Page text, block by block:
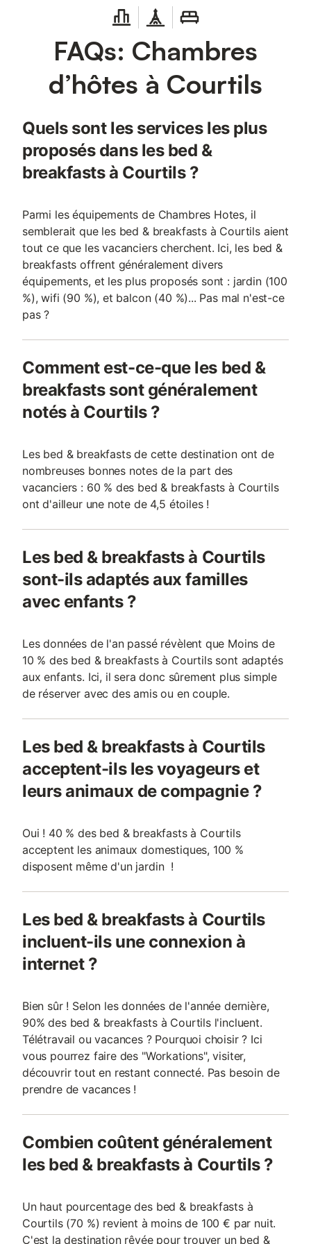
la propriété. La cuisine est commune
FAQs: Chambres
d’hôtes à Courtils
Quels sont les services les plus
proposés dans les bed &
breakfasts à Courtils ?
Parmi les équipements de Chambres Hotes, il
semblerait que les bed & breakfasts à Courtils aient
tout ce que les vacanciers cherchent. Ici, les bed &
breakfasts offrent généralement divers
équipements, et les plus proposés sont : jardin (100
%), wifi (90 %), et balcon (40 %)... Pas mal n'est-ce
pas ?
Comment est-ce-que les bed &
breakfasts sont généralement
notés à Courtils ?
Les bed & breakfasts de cette destination ont de
nombreuses bonnes notes de la part des
vacanciers : 60 % des bed & breakfasts à Courtils
ont d'ailleur une note de 4,5 étoiles !
Les bed & breakfasts à Courtils
sont-ils adaptés aux familles
avec enfants ?
Les données de l'an passé révèlent que Moins de
10 % des bed & breakfasts à Courtils sont adaptés
aux enfants. Ici, il sera donc sûrement plus simple
de réserver avec des amis ou en couple.
Les bed & breakfasts à Courtils
acceptent-ils les voyageurs et
leurs animaux de compagnie ?
Oui ! 40 % des bed & breakfasts à Courtils
acceptent les animaux domestiques, 100 %
disposent même d'un jardin !
Les bed & breakfasts à Courtils
incluent-ils une connexion à
internet ?
Bien sûr ! Selon les données de l'année dernière,
90% des bed & breakfasts à Courtils l'incluent.
Télétravail ou vacances ? Pourquoi choisir ? Ici
vous pourrez faire des "Workations", visiter,
découvrir tout en restant connecté. Pas besoin de
prendre de vacances !
Combien coûtent généralement
les bed & breakfasts à Courtils ?
Un haut pourcentage des bed & breakfasts à
Courtils (70 %) revient à moins de 100 € par nuit.
C'est la destination rêvée pour trouver un bed &